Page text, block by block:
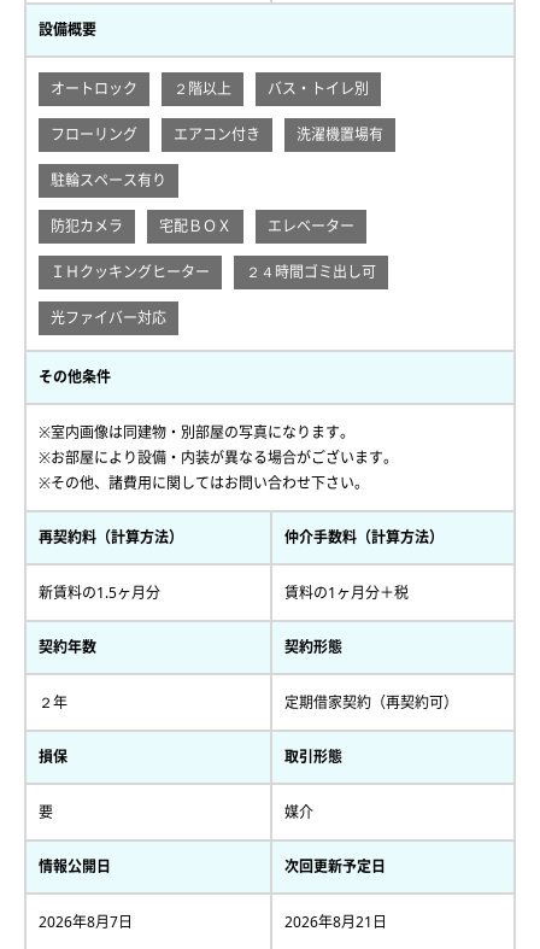
設備概要
オートロック ２階以上 バス・トイレ別
フローリング エアコン付き 洗濯機置場有
駐輪スペース有り
防犯カメラ 宅配ＢＯＸ エレベーター
ＩＨクッキングヒーター ２４時間ゴミ出し可
光ファイバー対応
その他条件
※室内画像は同建物・別部屋の写真になります。
※お部屋により設備・内装が異なる場合がございます。
※その他、諸費用に関してはお問い合わせ下さい。
再契約料（計算方法）
新賃料の1.5ヶ月分
仲介手数料（計算方法）
賃料の1ヶ月分＋税
契約年数
２年
契約形態
定期借家契約（再契約可）
損保
要
取引形態
媒介
情報公開日
2026年8月7日
次回更新予定日
2026年8月21日